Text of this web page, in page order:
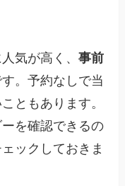
気が高く、事前
す。予約なしで当
ともあります。
を確認できるの
ックしておきま